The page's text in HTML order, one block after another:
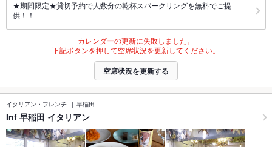
★期間限定★貸切予約で人数分の乾杯スパークリングを無料でご提
供！！
カレンダーの更新に失敗しました。
下記ボタンを押して空席状況を更新してください。
空席状況を更新する
イタリアン・フレンチ 早稲田
Inf 早稲田 イタリアン